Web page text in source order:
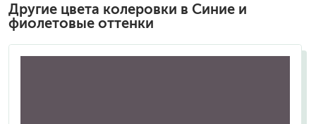
Другие цвета колеровки в Синие и
фиолетовые оттенки